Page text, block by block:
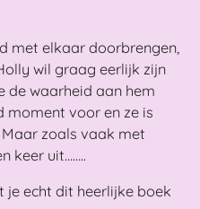
met elkaar doorbrengen,
wil graag eerlijk zijn
de waarheid aan hem
moment voor en ze is
zoals vaak met
keer uit……..
je echt dit heerlijke boek